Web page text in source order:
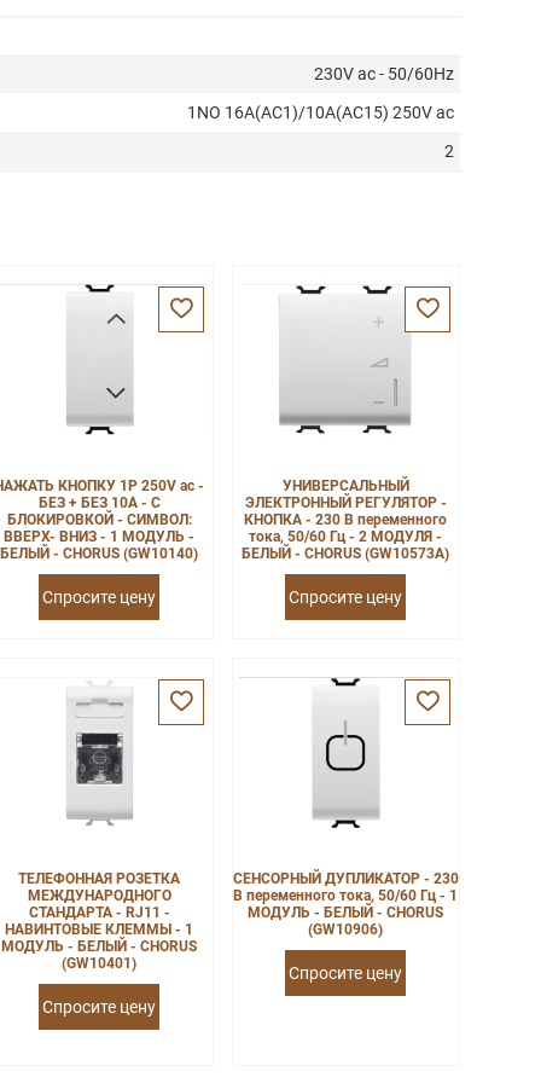
230V ac - 50/60Hz
1NO 16A(AC1)/10A(AC15) 250V ac
2
КНОПКУ 1P 250V ac -
БЕЗ + БЕЗ 10A - С
БЛОКИРОВКОЙ - СИМВОЛ:
ВВЕРХ- ВНИЗ - 1 МОДУЛЬ -
БЕЛЫЙ - CHORUS (GW10140)
Спросите цену
УНИВЕРСАЛЬНЫЙ
ЭЛЕКТРОННЫЙ РЕГУЛЯТОР -
КНОПКА - 230 В переменного
тока, 50/60 Гц - 2 МОДУЛЯ -
БЕЛЫЙ - CHORUS (GW10573A)
Спросите цену
ТЕЛЕФОННАЯ РОЗЕТКА
МЕЖДУНАРОДНОГО
СТАНДАРТА - RJ11 -
НАВИНТОВЫЕ КЛЕММЫ - 1
МОДУЛЬ - БЕЛЫЙ - CHORUS
(GW10401)
Спросите цену
СЕНСОРНЫЙ ДУПЛИКАТОР - 230
В переменного тока, 50/60 Гц - 1
МОДУЛЬ - БЕЛЫЙ - CHORUS
(GW10906)
Спросите цену